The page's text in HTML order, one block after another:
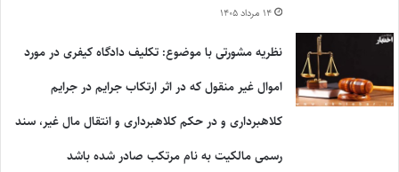
۱۴ مرداد ۱۴۰۵
نظریه مشورتی با موضوع: تکلیف دادگاه کیفری در مورد
اموال غیر منقول که در اثر ارتکاب جرایم در جرایم
کلاهبرداری و در حکم کلاهبرداری و انتقال مال غیر، سند
رسمی مالکیت به نام مرتکب صادر شده باشد